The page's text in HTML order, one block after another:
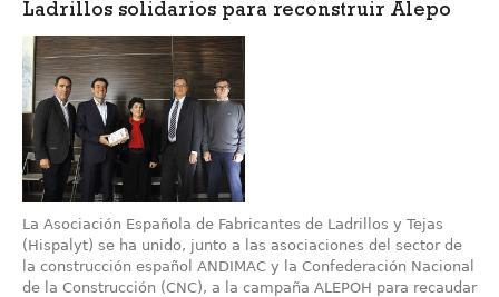
Ladrillos solidarios para reconstruir Alepo
La Asociación Española de Fabricantes de Ladrillos y Tejas
(Hispalyt) se ha unido, junto a las asociaciones del sector de
la construcción español ANDIMAC y la Confederación Nacional
de la Construcción (CNC), a la campaña ALEPOH para recaudar